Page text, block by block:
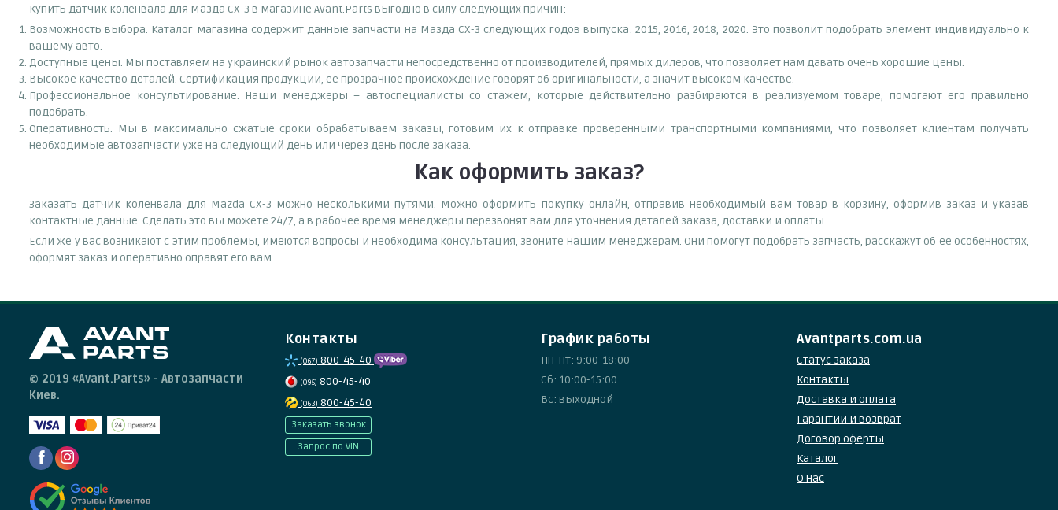
Купить датчик коленвала для Мазда СХ-3 в магазине Avant.Parts выгодно в силу следующих причин:
Возможность выбора. Каталог магазина содержит данные запчасти на Мазда СХ-3 следующих годов выпуска: 2015, 2016, 2018, 2020. Это позволит подобрать элемент индивидуально к
вашему авто.
Доступные цены. Мы поставляем на украинский рынок автозапчасти непосредственно от производителей, прямых дилеров, что позволяет нам давать очень хорошие цены.
Высокое качество деталей. Сертификация продукции, ее прозрачное происхождение говорят об оригинальности, а значит высоком качестве.
Профессиональное консультирование. Наши менеджеры – автоспециалисты со стажем, которые действительно разбираются в реализуемом товаре, помогают его правильно
подобрать.
Оперативность. Мы в максимально сжатые сроки обрабатываем заказы, готовим их к отправке проверенными транспортными компаниями, что позволяет клиентам получать
необходимые автозапчасти уже на следующий день или через день после заказа.
Как оформить заказ?
Заказать датчик коленвала для Mazda CX-3 можно несколькими путями. Можно оформить покупку онлайн, отправив необходимый вам товар в корзину, оформив заказ и указав
контактные данные. Сделать это вы можете 24/7, а в рабочее время менеджеры перезвонят вам для уточнения деталей заказа, доставки и оплаты.
Если же у вас возникают с этим проблемы, имеются вопросы и необходима консультация, звоните нашим менеджерам. Они помогут подобрать запчасть, расскажут об ее особенностях,
оформят заказ и оперативно оправят его вам.
© 2019 «Avant.Parts» - Автозапчасти
Киев.
Контакты
(067) 800-45-40
(095) 800-45-40
(063) 800-45-40
Заказать звонок
Запрос по VIN
График работы
Пн-Пт: 9:00-18:00
Сб: 10:00-15:00
Вс: выходной
Avantparts.com.ua
Статус заказа
Контакты
Доставка и оплата
Гарантии и возврат
Договор оферты
Каталог
О нас